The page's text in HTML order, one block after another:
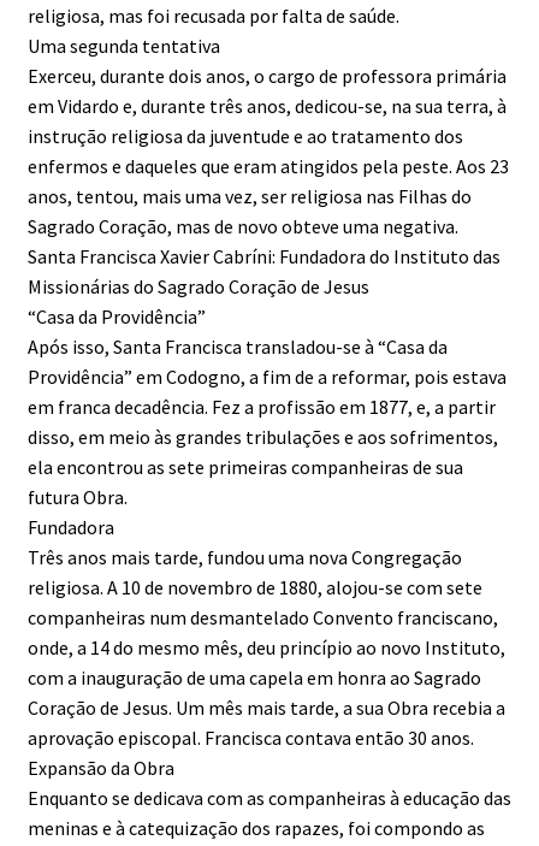
religiosa, mas foi recusada por falta de saúde.
Uma segunda tentativa
Exerceu, durante dois anos, o cargo de professora primária
em Vidardo e, durante três anos, dedicou-se, na sua terra, à
instrução religiosa da juventude e ao tratamento dos
enfermos e daqueles que eram atingidos pela peste. Aos 23
anos, tentou, mais uma vez, ser religiosa nas Filhas do
Sagrado Coração, mas de novo obteve uma negativa.
Santa Francisca Xavier Cabríni: Fundadora do Instituto das
Missionárias do Sagrado Coração de Jesus
“Casa da Providência”
Após isso, Santa Francisca transladou-se à “Casa da
Providência” em Codogno, a fim de a reformar, pois estava
em franca decadência. Fez a profissão em 1877, e, a partir
disso, em meio às grandes tribulações e aos sofrimentos,
ela encontrou as sete primeiras companheiras de sua
futura Obra.
Fundadora
Três anos mais tarde, fundou uma nova Congregação
religiosa. A 10 de novembro de 1880, alojou-se com sete
companheiras num desmantelado Convento franciscano,
onde, a 14 do mesmo mês, deu princípio ao novo Instituto,
com a inauguração de uma capela em honra ao Sagrado
Coração de Jesus. Um mês mais tarde, a sua Obra recebia a
aprovação episcopal. Francisca contava então 30 anos.
Expansão da Obra
Enquanto se dedicava com as companheiras à educação das
meninas e à catequização dos rapazes, foi compondo as